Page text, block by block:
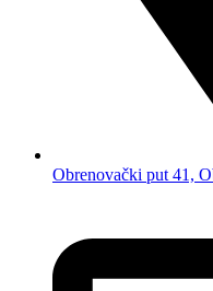
Obrenovački put 41,